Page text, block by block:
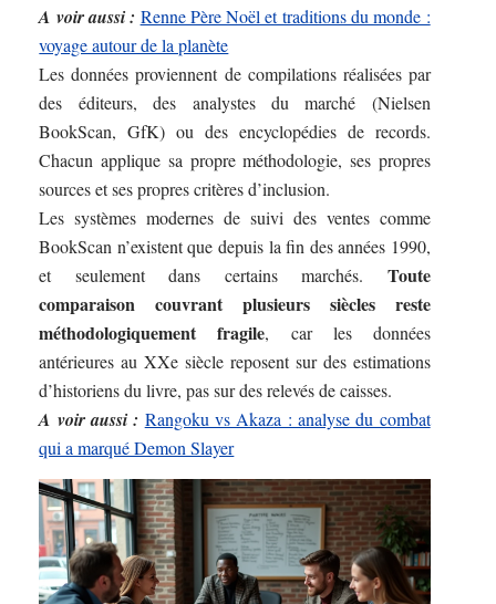
A voir aussi : Renne Père Noël et traditions du monde :
voyage autour de la planète
Les données proviennent de compilations réalisées par
des éditeurs, des analystes du marché (Nielsen
BookScan, GfK) ou des encyclopédies de records.
Chacun applique sa propre méthodologie, ses propres
sources et ses propres critères d’inclusion.
Les systèmes modernes de suivi des ventes comme
BookScan n’existent que depuis la fin des années 1990,
et seulement dans certains marchés. Toute
comparaison couvrant plusieurs siècles reste
méthodologiquement fragile, car les données
antérieures au XXe siècle reposent sur des estimations
d’historiens du livre, pas sur des relevés de caisses.
A voir aussi : Rangoku vs Akaza : analyse du combat
qui a marqué Demon Slayer